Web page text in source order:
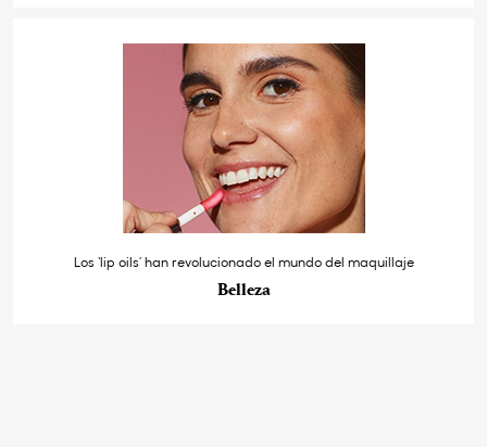
Los ‘lip oils’ han revolucionado el mundo del maquillaje
Belleza